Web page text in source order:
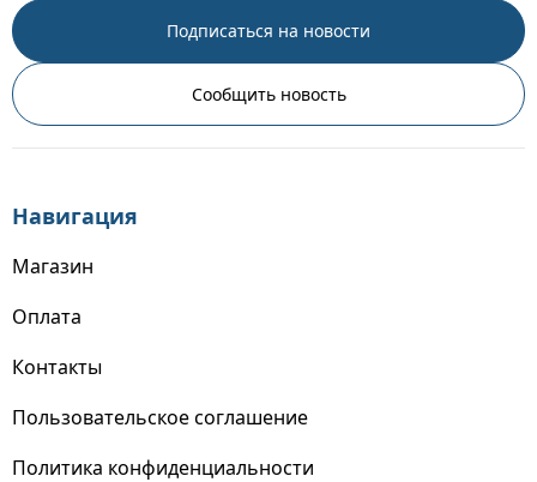
Подписаться на новости
Сообщить новость
Навигация
Магазин
Оплата
Контакты
Пользовательское соглашение
Политика конфиденциальности